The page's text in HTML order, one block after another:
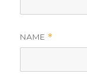
NAME *